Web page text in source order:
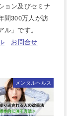
ョン及びセミナ
間300万人が訪
」です。
お問合せ
メンタルヘルス